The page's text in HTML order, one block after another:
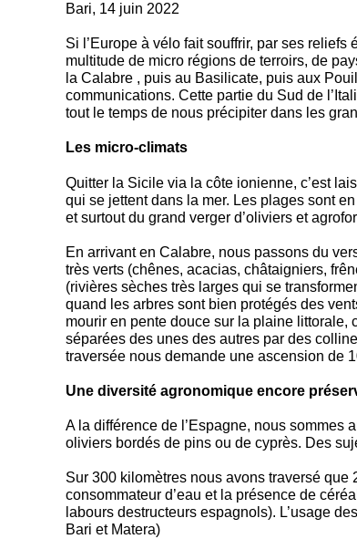
Bari, 14 juin 2022
Si l’Europe à vélo fait souffrir, par ses reliefs
multitude de micro régions de terroirs, de
la Calabre , puis au Basilicate, puis aux
communications. Cette partie du Sud de
tout le temps de nous précipiter dans les
Les micro-climats
Quitter la Sicile via la côte ionienne, c’est
qui se jettent dans la mer. Les plages sont
et surtout du grand verger d’oliviers et
En arrivant en Calabre, nous passons du
très verts (chênes, acacias, châtaigniers,
(rivières sèches très larges qui se
quand les arbres sont bien protégés des
mourir en pente douce sur la plaine littorale,
séparées des unes des autres par des
traversée nous demande une ascension de
Une diversité agronomique encore
A la différence de l’Espagne, nous sommes
oliviers bordés de pins ou de cyprès. Des
Sur 300 kilomètres nous avons traversé
consommateur d’eau et la présence de
labours destructeurs espagnols). L’usage
Bari et Matera)